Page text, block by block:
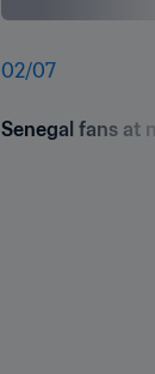
02/07
Senegal fans at